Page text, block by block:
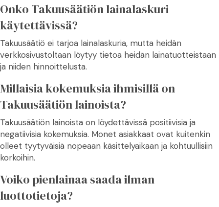
Onko Takuusäätiön lainalaskuri
käytettävissä?
Takuusäätiö ei tarjoa lainalaskuria, mutta heidän
verkkosivustoltaan löytyy tietoa heidän lainatuotteistaan
ja niiden hinnoittelusta.
Millaisia kokemuksia ihmisillä on
Takuusäätiön lainoista?
Takuusäätiön lainoista on löydettävissä positiivisia ja
negatiivisia kokemuksia. Monet asiakkaat ovat kuitenkin
olleet tyytyväisiä nopeaan käsittelyaikaan ja kohtuullisiin
korkoihin.
Voiko pienlainaa saada ilman
luottotietoja?